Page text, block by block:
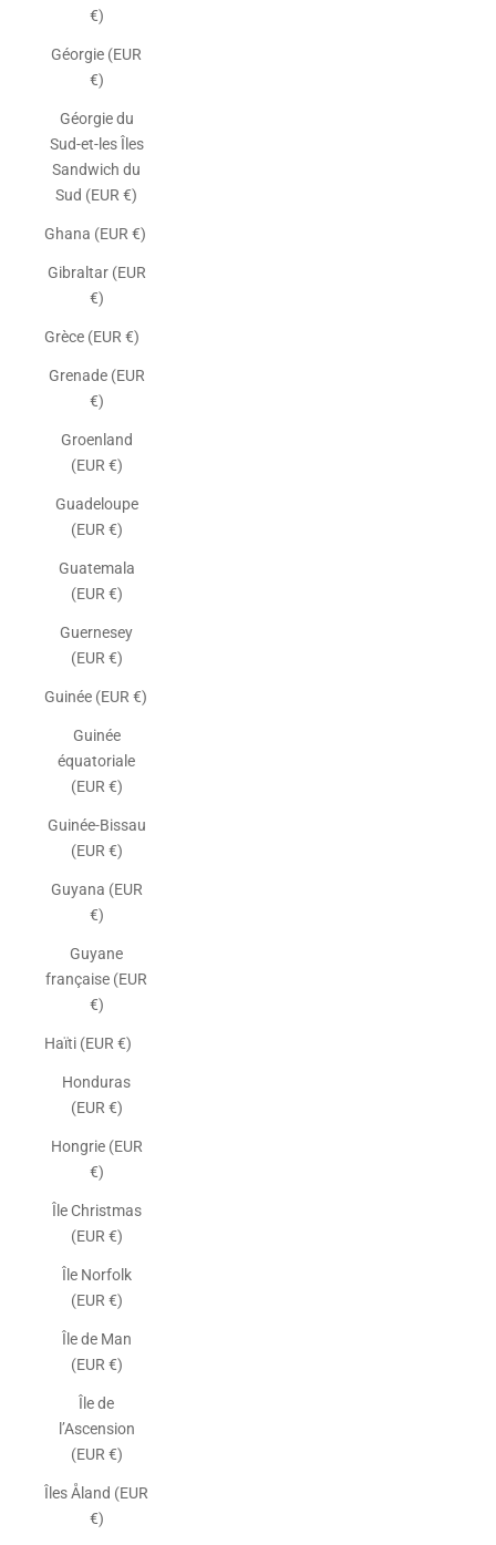
€)
Géorgie (EUR
€)
Géorgie du
Sud-et-les Îles
Sandwich du
Sud (EUR €)
Ghana (EUR €)
Gibraltar (EUR
€)
Grèce (EUR €)
Grenade (EUR
€)
Groenland
(EUR €)
Guadeloupe
(EUR €)
Guatemala
(EUR €)
Guernesey
(EUR €)
Guinée (EUR €)
Guinée
équatoriale
(EUR €)
Guinée-Bissau
(EUR €)
Guyana (EUR
€)
Guyane
française (EUR
€)
Haïti (EUR €)
Honduras
(EUR €)
Hongrie (EUR
€)
Île Christmas
(EUR €)
Île Norfolk
(EUR €)
Île de Man
(EUR €)
Île de
l’Ascension
(EUR €)
Îles Åland (EUR
€)